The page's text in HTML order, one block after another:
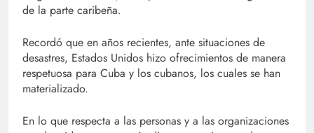
de la parte caribeña.
Recordó que en años recientes, ante situaciones de
desastres, Estados Unidos hizo ofrecimientos de manera
respetuosa para Cuba y los cubanos, los cuales se han
materializado.
En lo que respecta a las personas y a las organizaciones